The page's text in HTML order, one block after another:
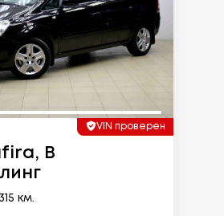
VIN проверен
B
км.